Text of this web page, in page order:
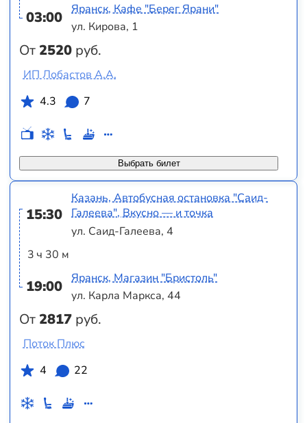
03:00
От2520 руб.
Яранск, Кафе "Берег Ярани"
ул. Кирова, 1
Выбрать билет
ИП Лобастов А.А.
4.3
7
15:30
3 ч 30 м
19:00
От2817 руб.
Казань, Автобусная остановка "Саид-
Галеева", Вкусно — и точка
ул. Саид-Галеева, 4
Яранск, Магазин "Бристоль"
ул. Карла Маркса, 44
Поток Плюс
4
22